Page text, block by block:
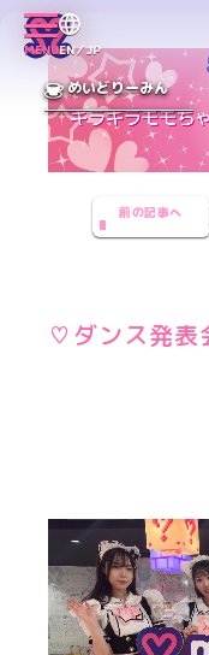
MENUEN／JP
めいどりーみん
前の記事へ
♡ダンス発